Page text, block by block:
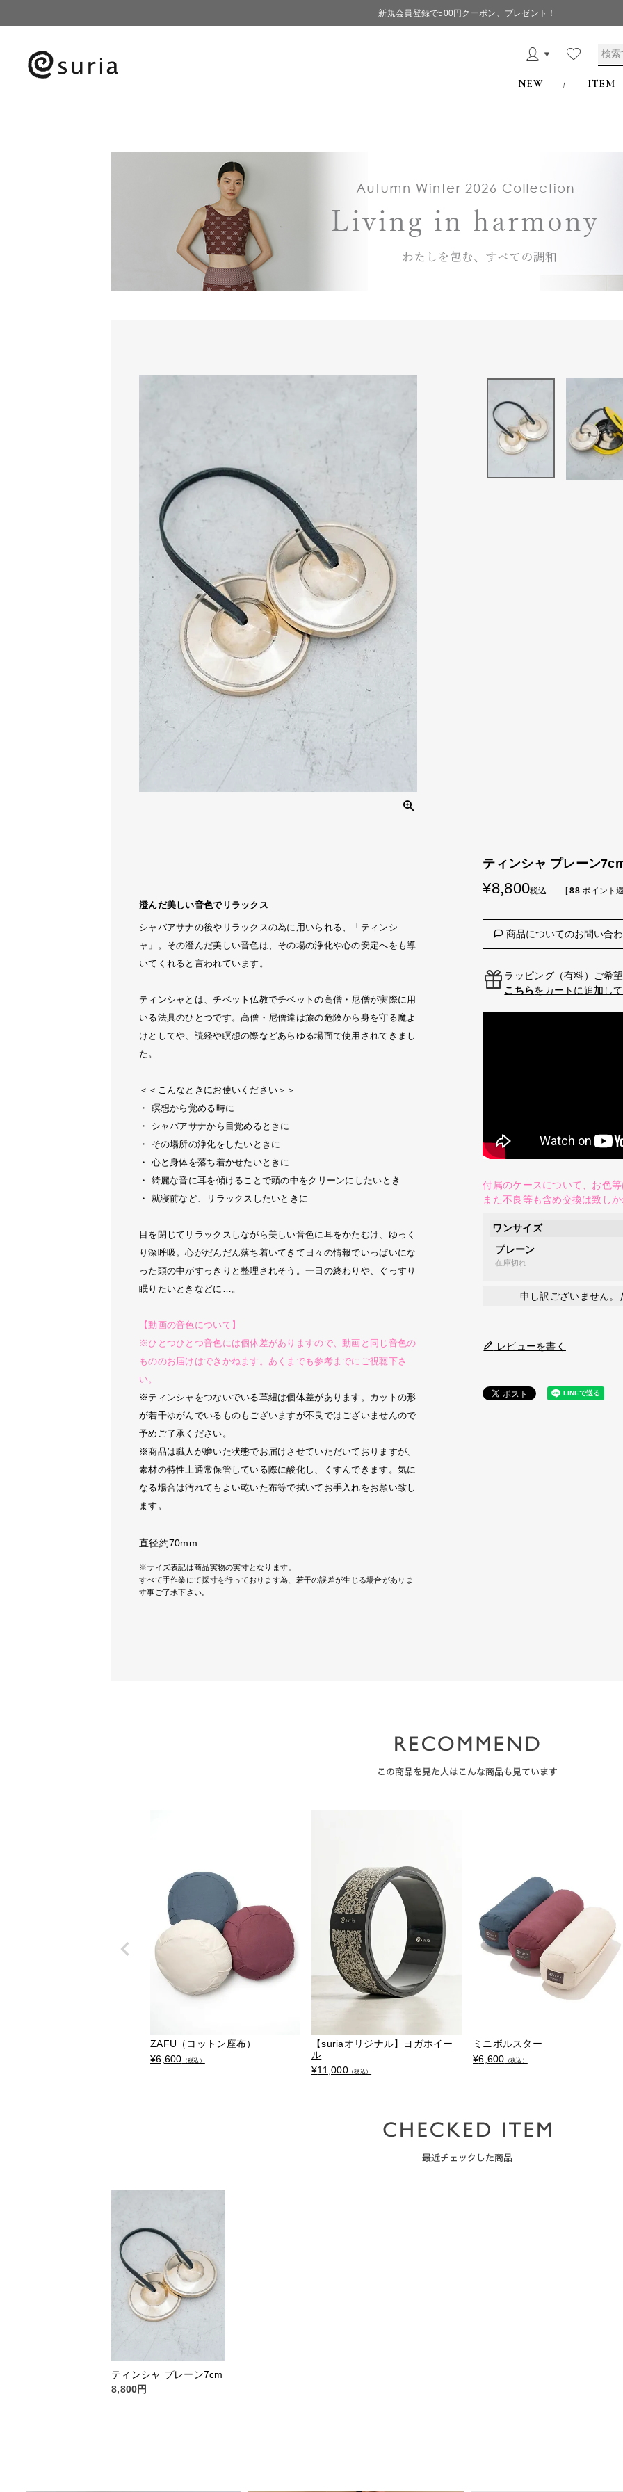
新規会員登録で500円クーポン、プレゼント！
NEW ITEM
澄んだ美しい音色でリラックス
シャバアサナの後やリラックスの為に用いられる、「ティンシ
ャ」。その澄んだ美しい音色は、その場の浄化や心の安定へをも導
いてくれると言われています。
ティンシャとは、チベット仏教でチベットの高僧・尼僧が実際に用
いる法具のひとつです。高僧・尼僧達は旅の危険から身を守る魔よ
けとしてや、読経や瞑想の際などあらゆる場面で使用されてきまし
た。
＜＜こんなときにお使いください＞＞
・ 瞑想から覚める時に
・ シャバアサナから目覚めるときに
・ その場所の浄化をしたいときに
・ 心と身体を落ち着かせたいときに
・ 綺麗な音に耳を傾けることで頭の中をクリーンにしたいとき
・ 就寝前など、リラックスしたいときに
目を閉じてリラックスしながら美しい音色に耳をかたむけ、ゆっく
り深呼吸。心がだんだん落ち着いてきて日々の情報でいっぱいにな
った頭の中がすっきりと整理されそう。一日の終わりや、ぐっすり
眠りたいときなどに…。
【動画の音色について】
※ひとつひとつ音色には個体差がありますので、動画と同じ音色の
もののお届けはできかねます。あくまでも参考までにご視聴下さ
い。
※ティンシャをつないでいる革紐は個体差があります。カットの形
が若干ゆがんでいるものもございますが不良ではございませんので
予めご了承ください。
※商品は職人が磨いた状態でお届けさせていただいておりますが、
素材の特性上通常保管している際に酸化し、くすんできます。気に
なる場合は汚れてもよい乾いた布等で拭いてお手入れをお願い致し
ます。
直径約70mm
※サイズ表記は商品実物の実寸となります。
すべて手作業にて採寸を行っております為、若干の誤差が生じる場合がありま
す事ご了承下さい。
ティンシャ プレーン
¥8,800税込 [ 88 ポイント
商品についてのお問い合
ラッピング（有料）ご希
こちらをカートに追加し
付属のケースについて、お色
また不良等も含め交換は致し
ワンサイズ
プレーン
在庫切れ
申し訳ございません。
レビューを書く
ZAFU（コットン座布）
¥6,600 （税込）
【suriaオリジナル】ヨガホイー
ル
¥11,000（税込）
ミニボルスター
¥6,600 （税込）
ティンシャ プレーン7cm
8,800円